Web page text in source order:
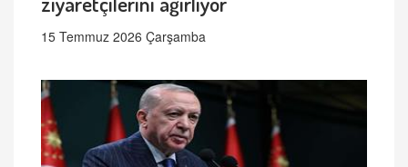
15 Temmuz 2026 Çarşamba